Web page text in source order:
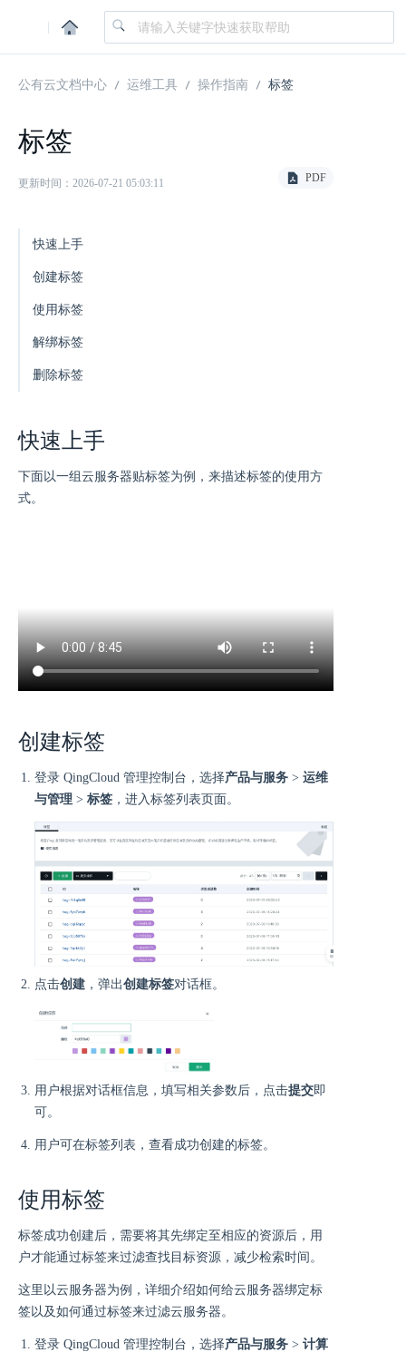
|
公有云文档中心 运维工具 操作指南 标签
标签
更新时间：2026-07-21 05:03:11 PDF
快速上手
创建标签
使用标签
解绑标签
删除标签
快速上手
下面以一组云服务器贴标签为例，来描述标签的使用方
式。
创建标签
登录 QingCloud 管理控制台，选择产品与服务 > 运维
与管理 > 标签 ，进入标签列表页面。
点击创建 ，弹出创建标签对话框。
用户根据对话框信息，填写相关参数后，点击提交即
可。
用户可在标签列表，查看成功创建的标签。
使用标签
标签成功创建后，需要将其先绑定至相应的资源后，用
户才能通过标签来过滤查找目标资源，减少检索时间。
这里以云服务器为例，详细介绍如何给云服务器绑定标
签以及如何通过标签来过滤云服务器。
登录 QingCloud 管理控制台，选择产品与服务 > 计算